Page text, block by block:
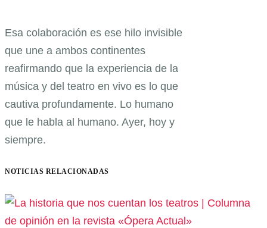
Esa colaboración es ese hilo invisible
que une a ambos continentes
reafirmando que la experiencia de la
música y del teatro en vivo es lo que
cautiva profundamente. Lo humano
que le habla al humano. Ayer, hoy y
siempre.
NOTICIAS RELACIONADAS